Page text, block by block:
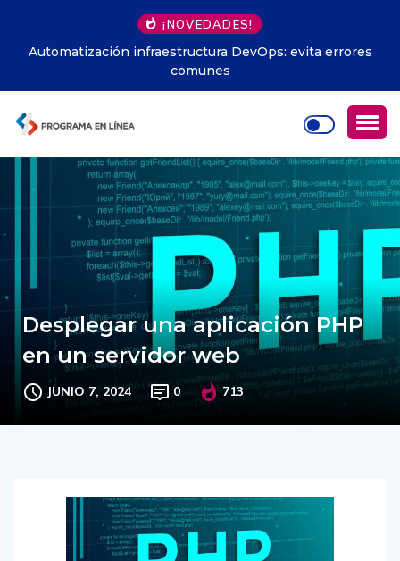
¡NOVEDADES!
Automatización infraestructura DevOps: evita errores
comunes
Desplegar una aplicación PHP
en un servidor web
JUNIO 7, 2024 0 713